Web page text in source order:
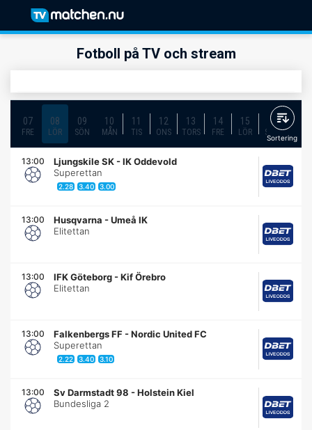
Fotboll på TV och stream
07
FRE
08
LÖR
09
SÖN
10
MÅN
11
TIS
12
ONS
13
TORS
14
FRE
15
LÖR
16
SÖN
Sortering
13:00 Ljungskile SK -IK Oddevold
Superettan
2.28 3.40 3.00
13:00 Husqvarna -Umeå IK
Elitettan
13:00 IFK Göteborg -Kif Örebro
Elitettan
13:00 Falkenbergs FF -Nordic United FC
Superettan
2.22 3.40 3.10
13:00 Sv Darmstadt 98 -Holstein Kiel
Bundesliga 2